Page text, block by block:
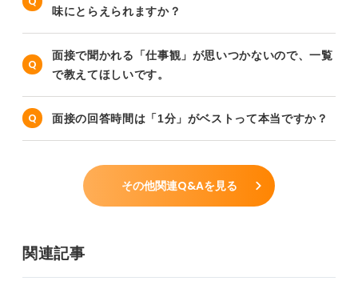
味にとらえられますか？
面接で聞かれる「仕事観」が思いつかないので、一覧
で教えてほしいです。
面接の回答時間は「1分」がベストって本当ですか？
その他関連Q&Aを見る
関連記事